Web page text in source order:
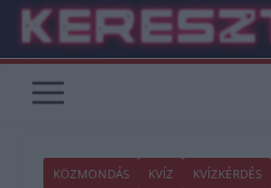
Skip
content
KÖZMONDÁS KVÍZ KVÍZKÉRDÉS